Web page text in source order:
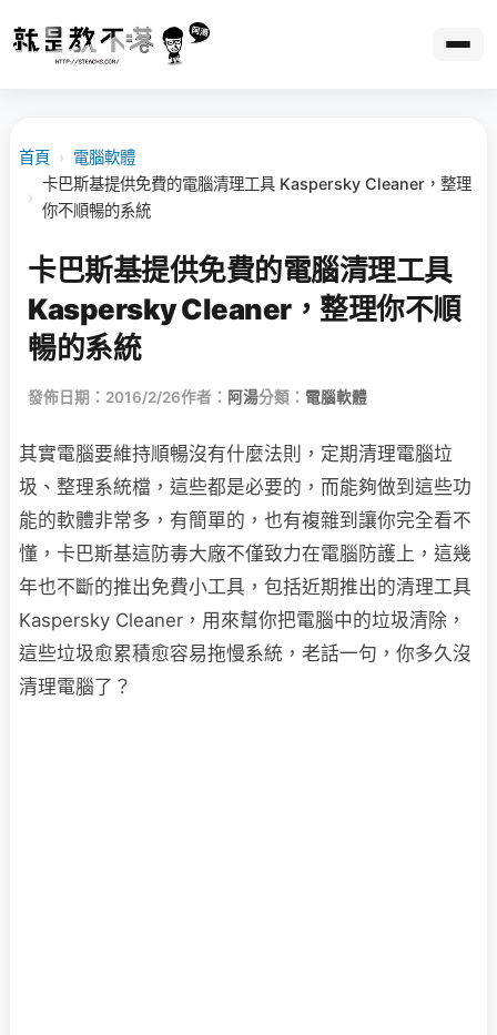
首頁 › 電腦軟體
›
卡巴斯基提供免費的電腦清理工具 Kaspersky Cleaner，整理
你不順暢的系統
卡巴斯基提供免費的電腦清理工具
Kaspersky Cleaner，整理你不順
暢的系統
發佈日期：2016/2/26作者： 阿湯分類： 電腦軟體
其實電腦要維持順暢沒有什麼法則，定期清理電腦垃
圾、整理系統檔，這些都是必要的，而能夠做到這些功
能的軟體非常多，有簡單的，也有複雜到讓你完全看不
懂，卡巴斯基這防毒大廠不僅致力在電腦防護上，這幾
年也不斷的推出免費小工具，包括近期推出的清理工具
Kaspersky Cleaner，用來幫你把電腦中的垃圾清除，
這些垃圾愈累積愈容易拖慢系統，老話一句，你多久沒
清理電腦了？